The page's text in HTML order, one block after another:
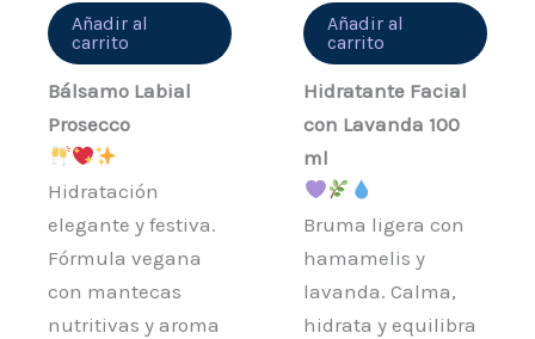
Añadir al
carrito
Bálsamo Labial
Prosecco
Hidratación
elegante y festiva.
Fórmula vegana
con mantecas
nutritivas y aroma
Añadir al
carrito
Hidratante Facial
con Lavanda 100
ml
Bruma ligera con
hamamelis y
lavanda. Calma,
hidrata y equilibra